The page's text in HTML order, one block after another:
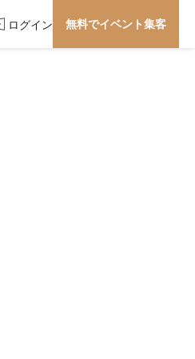
ログイン 無料でイベント集客